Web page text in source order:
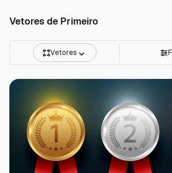
Vetores de Primeiro
Vetores